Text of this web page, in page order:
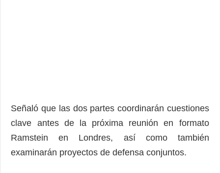
Señaló que las dos partes coordinarán cuestiones
clave antes de la próxima reunión en formato
Ramstein en Londres, así como también
examinarán proyectos de defensa conjuntos.